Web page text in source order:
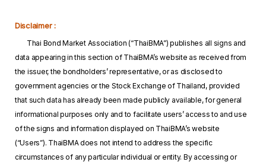
Disclaimer :
Thai Bond Market Association (“ThaiBMA”) publishes all signs and
data appearing in this section of ThaiBMA’s website as received from
the issuer, the bondholders’ representative, or as disclosed to
government agencies or the Stock Exchange of Thailand, provided
that such data has already been made publicly available, for general
informational purposes only and to facilitate users’ access to and use
of the signs and information displayed on ThaiBMA’s website
(“Users”). ThaiBMA does not intend to address the specific
circumstances of any particular individual or entity. By accessing or